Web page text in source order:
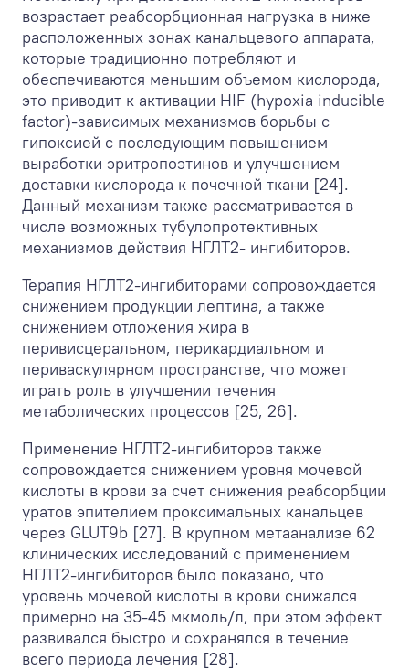
возрастает реабсорбционная нагрузка в ниже
расположенных зонах канальцевого аппарата,
которые традиционно потребляют и
обеспечиваются меньшим объемом кислорода,
это приводит к активации HIF (hypoxia inducible
factor)-зависимых механизмов борьбы с
гипоксией с последующим повышением
выработки эритропоэтинов и улучшением
доставки кислорода к почечной ткани [24].
Данный механизм также рассматривается в
числе возможных тубулопротективных
механизмов действия НГЛТ2- ингибиторов.
Терапия НГЛТ2-ингибиторами сопровождается
снижением продукции лептина, а также
снижением отложения жира в
перивисцеральном, перикардиальном и
периваскулярном пространстве, что может
играть роль в улучшении течения
метаболических процессов [25, 26].
Применение НГЛТ2-ингибиторов также
сопровождается снижением уровня мочевой
кислоты в крови за счет снижения реабсорбции
уратов эпителием проксимальных канальцев
через GLUT9b [27]. В крупном метаанализе 62
клинических исследований с применением
НГЛТ2-ингибиторов было показано, что
уровень мочевой кислоты в крови снижался
примерно на 35-45 мкмоль/л, при этом эффект
развивался быстро и сохранялся в течение
всего периода лечения [28].